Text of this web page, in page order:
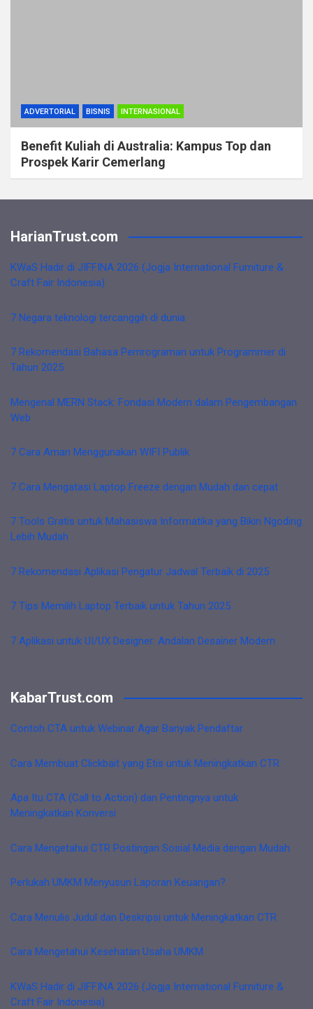
ADVERTORIAL BISNIS INTERNASIONAL
Benefit Kuliah di Australia: Kampus Top dan
Prospek Karir Cemerlang
HarianTrust.com
KWaS Hadir di JIFFINA 2026 (Jogja International Furniture &
Craft Fair Indonesia)
7 Negara teknologi tercanggih di dunia
7 Rekomendasi Bahasa Pemrograman untuk Programmer di
Tahun 2025
Mengenal MERN Stack: Fondasi Modern dalam Pengembangan
Web
7 Cara Aman Menggunakan WIFI Publik
7 Cara Mengatasi Laptop Freeze dengan Mudah dan cepat
7 Tools Gratis untuk Mahasiswa Informatika yang Bikin Ngoding
Lebih Mudah
7 Rekomendasi Aplikasi Pengatur Jadwal Terbaik di 2025
7 Tips Memilih Laptop Terbaik untuk Tahun 2025
7 Aplikasi untuk UI/UX Designer: Andalan Desainer Modern
KabarTrust.com
Contoh CTA untuk Webinar Agar Banyak Pendaftar
Cara Membuat Clickbait yang Etis untuk Meningkatkan CTR
Apa Itu CTA (Call to Action) dan Pentingnya untuk
Meningkatkan Konversi
Cara Mengetahui CTR Postingan Sosial Media dengan Mudah
Perlukah UMKM Menyusun Laporan Keuangan?
Cara Menulis Judul dan Deskripsi untuk Meningkatkan CTR
Cara Mengetahui Kesehatan Usaha UMKM
KWaS Hadir di JIFFINA 2026 (Jogja International Furniture &
Craft Fair Indonesia)